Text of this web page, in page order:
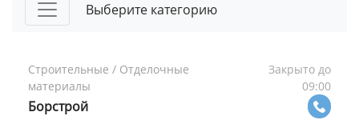
Выберите категорию
Строительные / Отделочные
материалы
Закрыто до
09:00
Борстрой